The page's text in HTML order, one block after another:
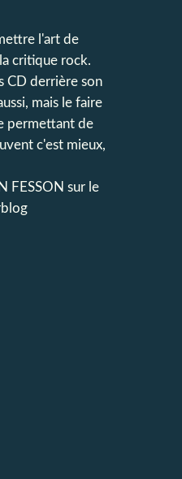
l'art de
critique rock.
CD derrière son
mais le faire
permettant de
c'est mieux,
FESSON sur le